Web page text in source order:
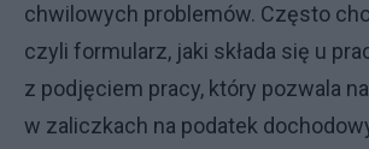
chwilowych problemów. Często
czyli formularz, jaki składa się u
z podjęciem pracy, który pozwala
w zaliczkach na podatek